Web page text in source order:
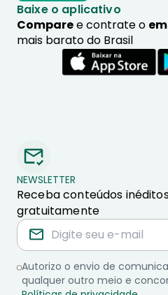
Baixe o aplicativo
Comparee contrate o
mais barato do Brasil
NEWSLETTER
Receba conteúdos
gratuitamente
Autorizo o envio de
qualquer outro meio e